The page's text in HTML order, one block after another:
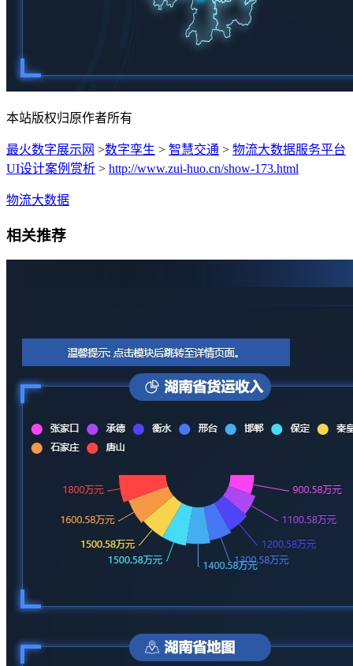
本站版权归原作者所有
最火数字展示网 >数字孪生 > 智慧交通 > 物流大数据服务平台
UI设计案例赏析 > http://www.zui-huo.cn/show-173.html
物流大数据
相关推荐